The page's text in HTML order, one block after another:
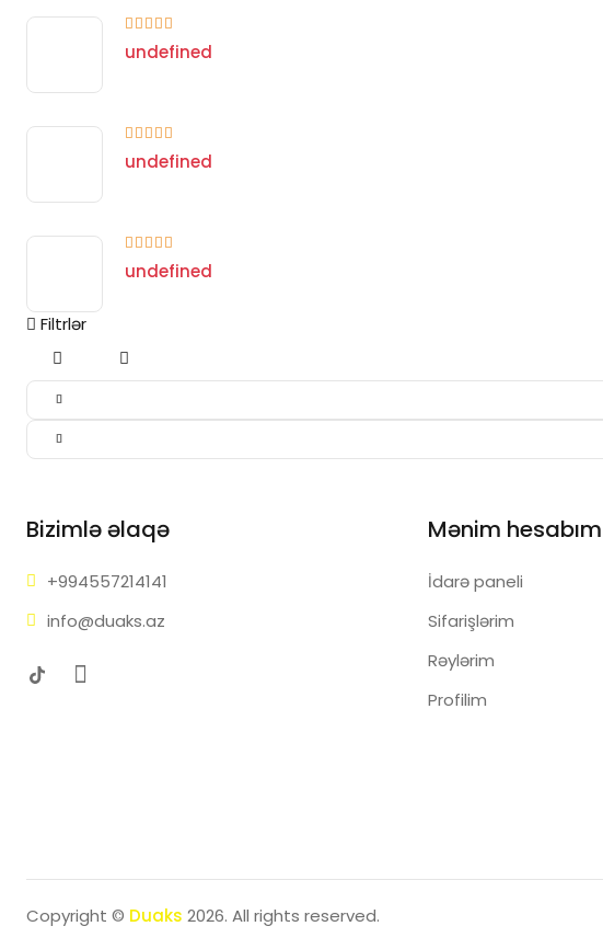
undefined
undefined
undefined
Filtrlər
Bizimlə əlaqə
+994557214141
info@duaks.az
Mənim hesabım
İdarə paneli
Sifarişlərim
Rəylərim
Profilim
Copyright © Duaks 2026. All rights reserved.